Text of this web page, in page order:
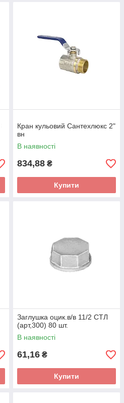
Кран кульовий Сантехлюкс 2"
вн
В наявності
834,88 ₴
Купити
Заглушка оцик.в/в 11/2 СТЛ
(арт,300) 80 шт.
В наявності
61,16 ₴
Купити